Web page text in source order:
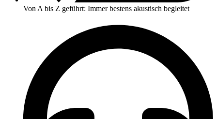
Von A bis Z geführt: Immer bestens akustisch begleitet